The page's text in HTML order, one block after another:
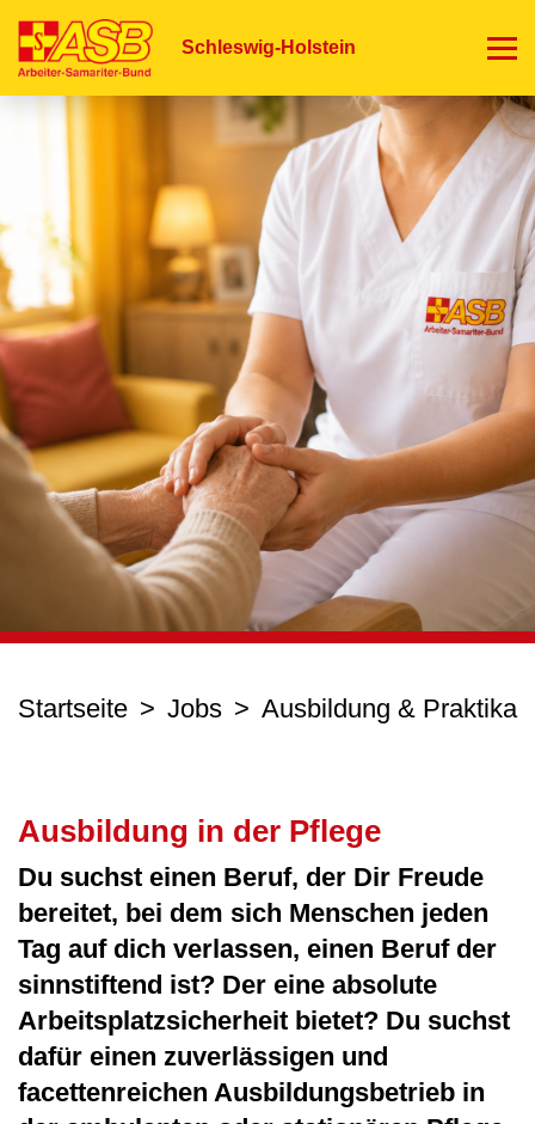
zum
Schleswig-Holstein
Startseite Jobs Ausbildung & Praktika
Ausbildung in der Pflege
Du suchst einen Beruf, der Dir Freude
bereitet, bei dem sich Menschen jeden
Tag auf dich verlassen, einen Beruf der
sinnstiftend ist? Der eine absolute
Arbeitsplatzsicherheit bietet? Du suchst
dafür einen zuverlässigen und
facettenreichen Ausbildungsbetrieb in